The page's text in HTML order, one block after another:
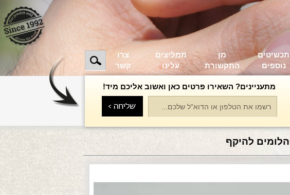
תכשיטים
נוספים
מן
התקשורת
ממליצים
עלינו
צרו
קשר
מתעניינים? השאירו פרטים כאן ואשוב אליכם מיד!